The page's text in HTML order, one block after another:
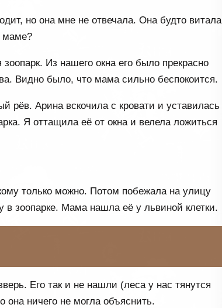
но она мне не отвечала. Она будто витала
маме?
Из нашего окна его было прекрасно
Видно было, что мама сильно беспокоится.
рёв. Арина вскочила с кровати и уставилась
Я оттащила её от окна и велела ложиться
только можно. Потом побежала на улицу
в зоопарке. Мама нашла её у львиной клетки.
Его так и не нашли (леса у нас тянутся
ничего не могла объяснить.